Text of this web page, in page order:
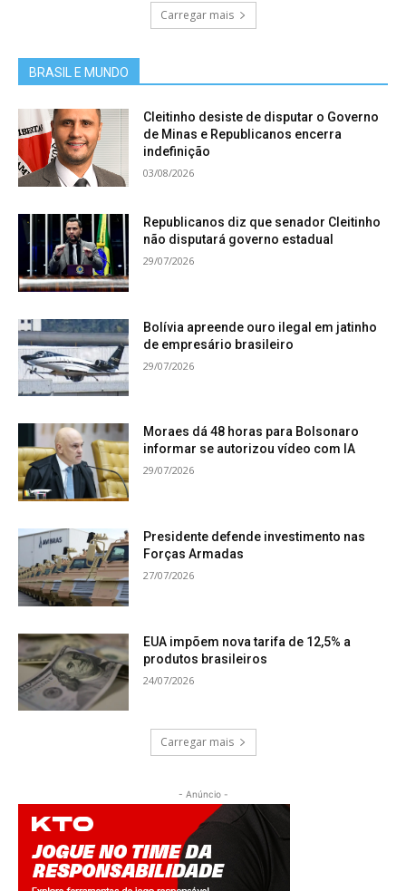
Carregar mais
BRASIL E MUNDO
Cleitinho desiste de disputar o Governo
de Minas e Republicanos encerra
indefinição
03/08/2026
Republicanos diz que senador Cleitinho
não disputará governo estadual
29/07/2026
Bolívia apreende ouro ilegal em jatinho
de empresário brasileiro
29/07/2026
Moraes dá 48 horas para Bolsonaro
informar se autorizou vídeo com IA
29/07/2026
Presidente defende investimento nas
Forças Armadas
27/07/2026
EUA impõem nova tarifa de 12,5% a
produtos brasileiros
24/07/2026
Carregar mais
- Anúncio -